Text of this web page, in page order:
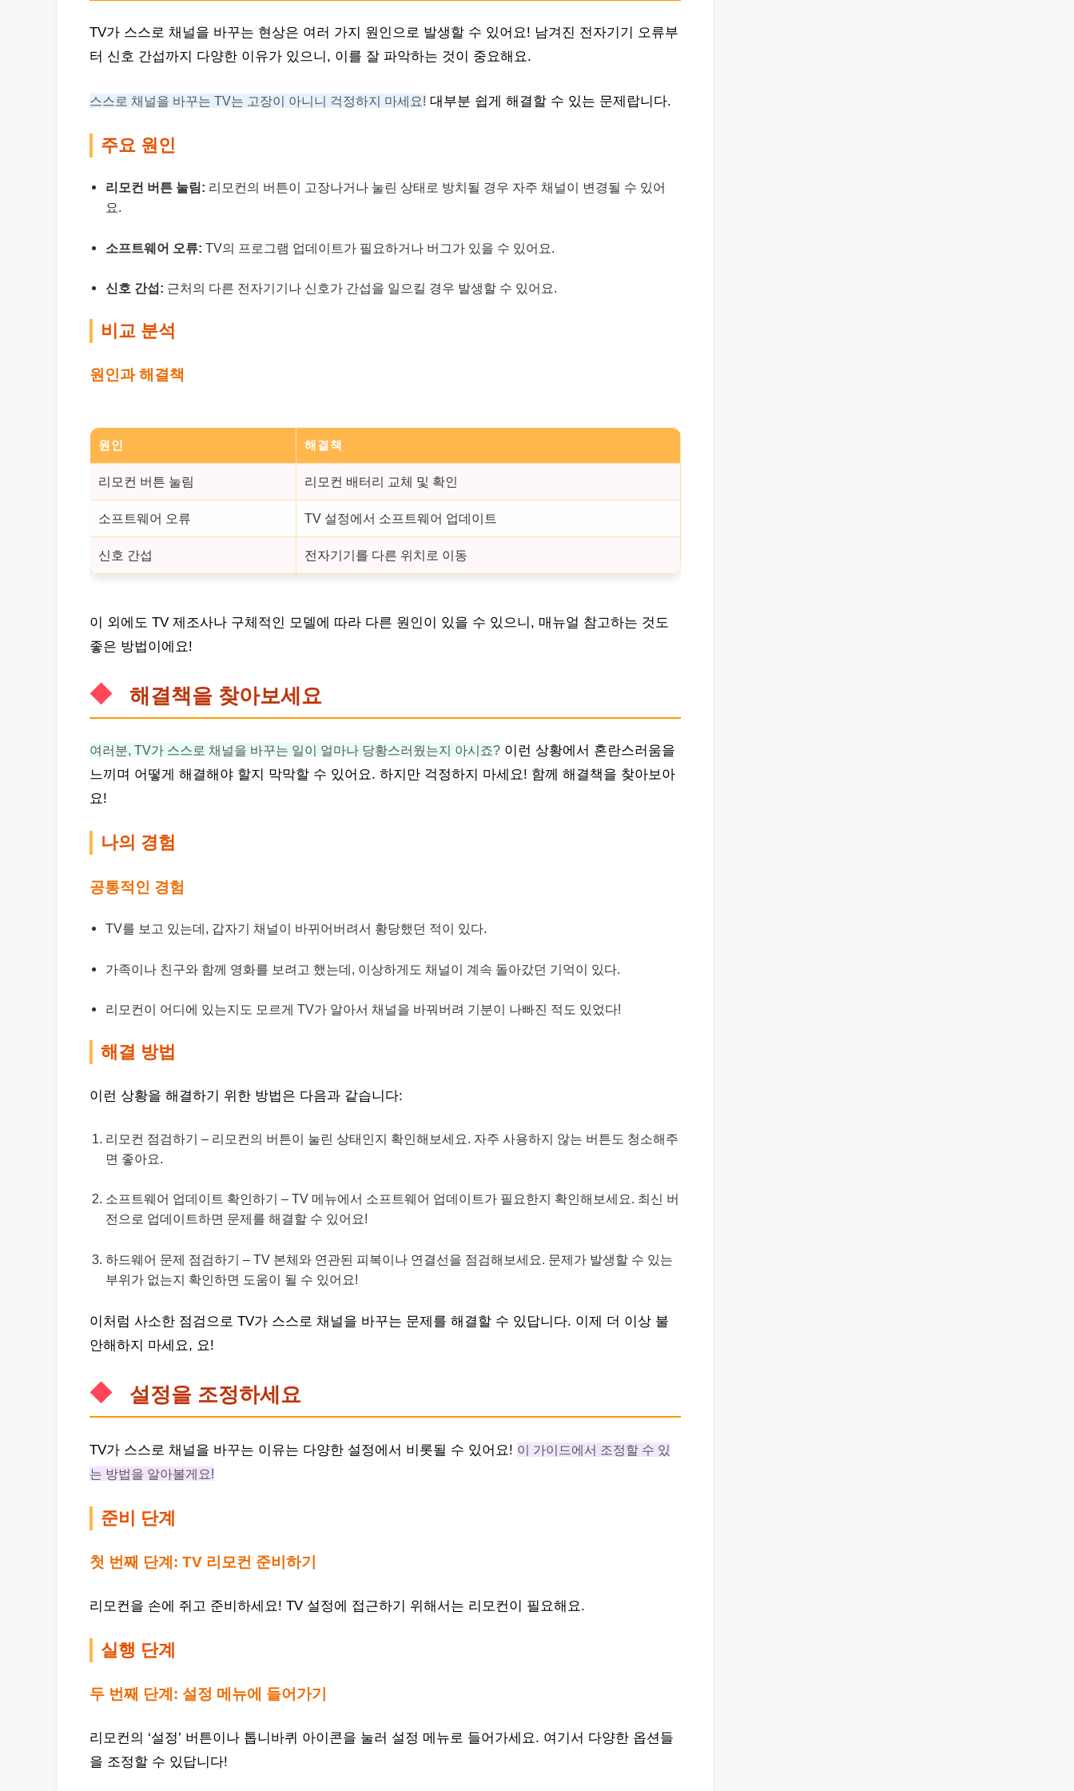
TV가 스스로 채널을 바꾸는 현상은 여러 가지 원인으로 발생할 수 있어요! 남겨진 전자기기 오류부
터 신호 간섭까지 다양한 이유가 있으니, 이를 잘 파악하는 것이 중요해요.
스스로 채널을 바꾸는 TV는 고장이 아니니 걱정하지 마세요! 대부분 쉽게 해결할 수 있는 문제랍니다.
주요 원인
리모컨 버튼 눌림: 리모컨의 버튼이 고장나거나 눌린 상태로 방치될 경우 자주 채널이 변경될 수 있어
요.
소프트웨어 오류: TV의 프로그램 업데이트가 필요하거나 버그가 있을 수 있어요.
신호 간섭: 근처의 다른 전자기기나 신호가 간섭을 일으킬 경우 발생할 수 있어요.
비교 분석
원인과 해결책
원인 해결책
리모컨 버튼 눌림 리모컨 배터리 교체 및 확인
소프트웨어 오류 TV 설정에서 소프트웨어 업데이트
신호 간섭 전자기기를 다른 위치로 이동
이 외에도 TV 제조사나 구체적인 모델에 따라 다른 원인이 있을 수 있으니, 매뉴얼 참고하는 것도
좋은 방법이에요!
해결책을 찾아보세요
여러분, TV가 스스로 채널을 바꾸는 일이 얼마나 당황스러웠는지 아시죠? 이런 상황에서 혼란스러움을
느끼며 어떻게 해결해야 할지 막막할 수 있어요. 하지만 걱정하지 마세요! 함께 해결책을 찾아보아
요!
나의 경험
공통적인 경험
TV를 보고 있는데, 갑자기 채널이 바뀌어버려서 황당했던 적이 있다.
가족이나 친구와 함께 영화를 보려고 했는데, 이상하게도 채널이 계속 돌아갔던 기억이 있다.
리모컨이 어디에 있는지도 모르게 TV가 알아서 채널을 바꿔버려 기분이 나빠진 적도 있었다!
해결 방법
이런 상황을 해결하기 위한 방법은 다음과 같습니다:
리모컨 점검하기 – 리모컨의 버튼이 눌린 상태인지 확인해보세요. 자주 사용하지 않는 버튼도 청소해주
면 좋아요.
소프트웨어 업데이트 확인하기 – TV 메뉴에서 소프트웨어 업데이트가 필요한지 확인해보세요. 최신 버
전으로 업데이트하면 문제를 해결할 수 있어요!
하드웨어 문제 점검하기 – TV 본체와 연관된 피복이나 연결선을 점검해보세요. 문제가 발생할 수 있는
부위가 없는지 확인하면 도움이 될 수 있어요!
이처럼 사소한 점검으로 TV가 스스로 채널을 바꾸는 문제를 해결할 수 있답니다. 이제 더 이상 불
안해하지 마세요, 요!
설정을 조정하세요
TV가 스스로 채널을 바꾸는 이유는 다양한 설정에서 비롯될 수 있어요! 이 가이드에서 조정할 수 있
는 방법을 알아볼게요!
준비 단계
첫 번째 단계: TV 리모컨 준비하기
리모컨을 손에 쥐고 준비하세요! TV 설정에 접근하기 위해서는 리모컨이 필요해요.
실행 단계
두 번째 단계: 설정 메뉴에 들어가기
리모컨의 ‘설정’ 버튼이나 톱니바퀴 아이콘을 눌러 설정 메뉴로 들어가세요. 여기서 다양한 옵션들
을 조정할 수 있답니다!